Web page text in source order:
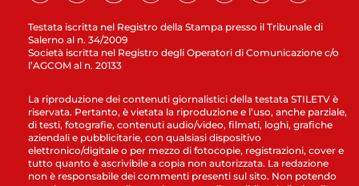
Testata iscritta nel Registro della Stampa presso il Tribunale di
Salerno al n. 34/2009
Società iscritta nel Registro degli Operatori di Comunicazione c/o
l’AGCOM al n. 20133
La riproduzione dei contenuti giornalistici della testata STILETV è
riservata. Pertanto, è vietata la riproduzione e l’uso, anche parziale,
di testi, fotografie, contenuti audio/video, filmati, loghi, grafiche
aziendali e pubblicitarie, con qualsiasi dispositivo
elettronico/digitale o per mezzo di fotocopie, registrazioni, cover e
tutto quanto è ascrivibile a copia non autorizzata. La redazione
non è responsabile dei commenti presenti sul sito. Non potendo